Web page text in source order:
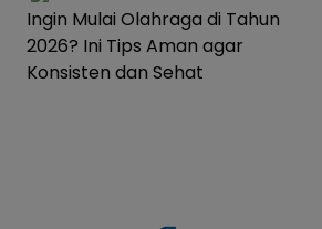
Ingin Mulai Olahraga di Tahun
2026? Ini Tips Aman agar
Konsisten dan Sehat